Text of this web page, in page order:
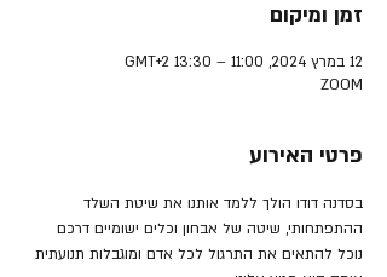
זמן ומיקום
12 במרץ 2024, 11:00 – 13:30 GMT‎+2‎
ZOOM
פרטי האירוע
בסדנה דודו הולך ללמד אותנו את שיטת השלד
ההתפתחותי, שיטה של אבחון וכלים ישומיים דרכם
נוכל להתאים את התרגול לכל אדם ומוגבלות תנועתית